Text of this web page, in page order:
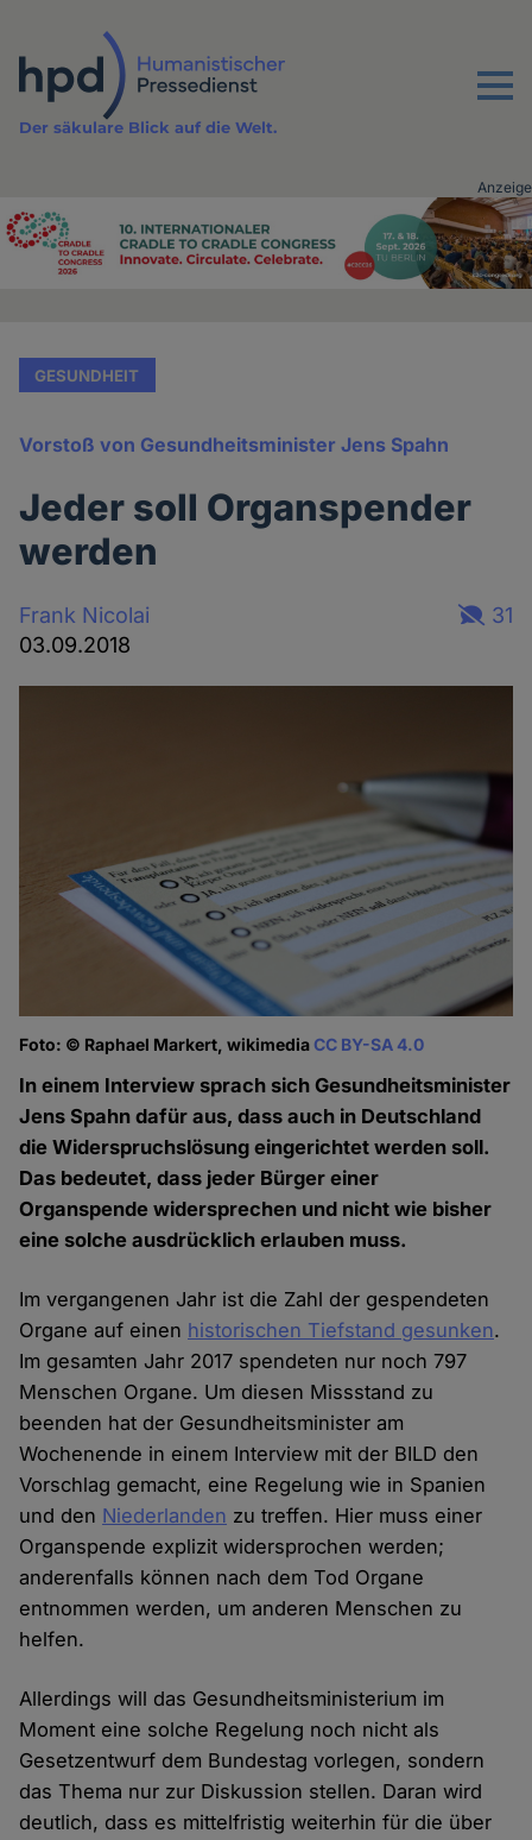
Inhalt
Menu
Der säkulare Blick auf die Welt.
Advertising
Anzeige
GESUNDHEIT
Vorstoß von Gesundheitsminister Jens Spahn
Jeder soll Organspender
werden
Frank Nicolai
03.09.2018
31
Foto: © Raphael Markert, wikimediaCC BY-SA 4.0
In einem Interview sprach sich Gesundheitsminister
Jens Spahn dafür aus, dass auch in Deutschland
die Widerspruchslösung eingerichtet werden soll.
Das bedeutet, dass jeder Bürger einer
Organspende widersprechen und nicht wie bisher
eine solche ausdrücklich erlauben muss.
Im vergangenen Jahr ist die Zahl der gespendeten
Organe auf einen historischen Tiefstand gesunken.
Im gesamten Jahr 2017 spendeten nur noch 797
Menschen Organe. Um diesen Missstand zu
beenden hat der Gesundheitsminister am
Wochenende in einem Interview mit der BILD den
Vorschlag gemacht, eine Regelung wie in Spanien
und den Niederlanden zu treffen. Hier muss einer
Organspende explizit widersprochen werden;
anderenfalls können nach dem Tod Organe
entnommen werden, um anderen Menschen zu
helfen.
Allerdings will das Gesundheitsministerium im
Moment eine solche Regelung noch nicht als
Gesetzentwurf dem Bundestag vorlegen, sondern
das Thema nur zur Diskussion stellen. Daran wird
deutlich, dass es mittelfristig weiterhin für die über